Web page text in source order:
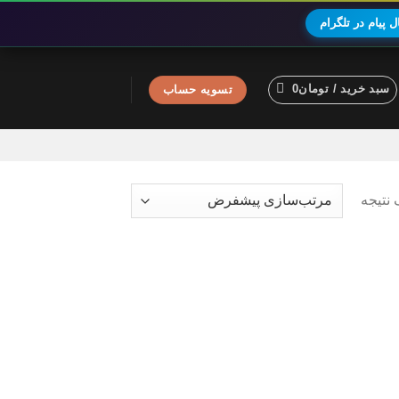
پیام در تلگرام
سبد خرید / تومان0 تسویه حساب